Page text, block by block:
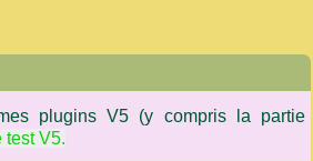
plugins V5 (y compris la partie
test V5.